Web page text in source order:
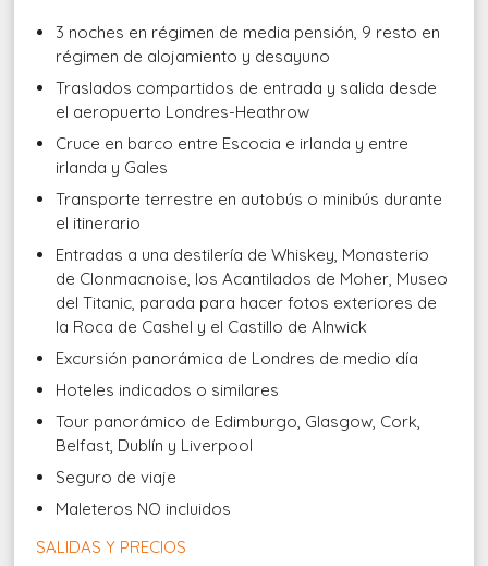
3 noches en régimen de media pensión, 9 resto en
régimen de alojamiento y desayuno
Traslados compartidos de entrada y salida desde
el aeropuerto Londres-Heathrow
Cruce en barco entre Escocia e irlanda y entre
irlanda y Gales
Transporte terrestre en autobús o minibús durante
el itinerario
Entradas a una destilería de Whiskey, Monasterio
de Clonmacnoise, los Acantilados de Moher, Museo
del Titanic, parada para hacer fotos exteriores de
la Roca de Cashel y el Castillo de Alnwick
Excursión panorámica de Londres de medio día
Hoteles indicados o similares
Tour panorámico de Edimburgo, Glasgow, Cork,
Belfast, Dublín y Liverpool
Seguro de viaje
Maleteros NO incluidos
SALIDAS Y PRECIOS